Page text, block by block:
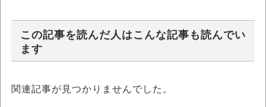
この記事を読んだ人はこんな記事も読んでい
ます
関連記事が見つかりませんでした。